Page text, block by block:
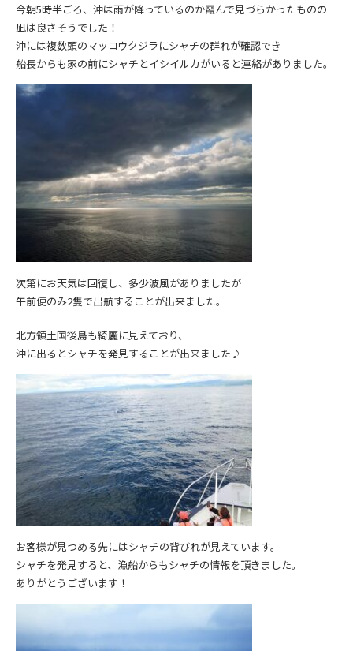
今朝5時半ごろ、沖は雨が降っているのか霞んで見づらかったものの
凪は良さそうでした！
沖には複数頭のマッコウクジラにシャチの群れが確認でき
船長からも家の前にシャチとイシイルカがいると連絡がありました。
次第にお天気は回復し、多少波風がありましたが
午前便のみ2隻で出航することが出来ました。
北方領土国後島も綺麗に見えており、
沖に出るとシャチを発見することが出来ました♪
お客様が見つめる先にはシャチの背びれが見えています。
シャチを発見すると、漁船からもシャチの情報を頂きました。
ありがとうございます！